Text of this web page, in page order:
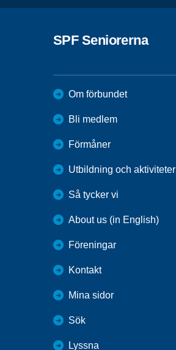
SPF Seniorerna
Om förbundet
Bli medlem
Förmåner
Utbildning och aktiviteter
Så tycker vi
About us (in English)
Föreningar
Kontakt
Mina sidor
Sök
Lyssna